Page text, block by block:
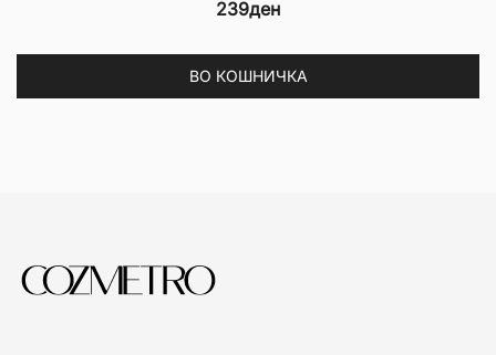
239ден
ВО КОШНИЧКА